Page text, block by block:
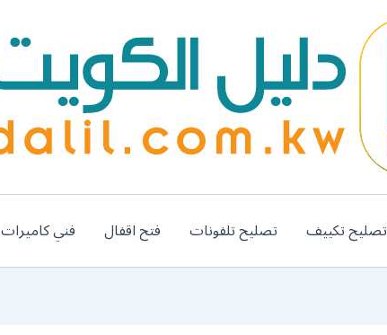
تصليح تكييف تصليح تلفونات فتح اقفال فني كاميرات